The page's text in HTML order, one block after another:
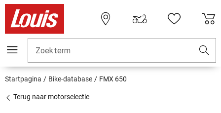
Zoekterm
Startpagina Bike-database FMX 650
Terug naar motorselectie